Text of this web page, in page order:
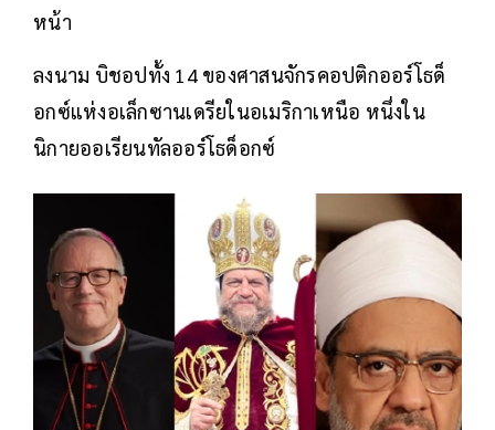
หน้า
ลงนาม บิชอปทั้ง 14 ของศาสนจักรคอปติกออร์โธด็
อกซ์แห่งอเล็กซานเดรียในอเมริกาเหนือ หนึ่งใน
นิกายออเรียนทัลออร์โธด็อกซ์